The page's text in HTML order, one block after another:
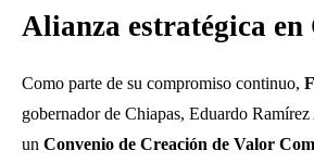
Alianza estratégica en
Como parte de su compromiso continuo,
gobernador de Chiapas, Eduardo
un Convenio de Creación de Valor